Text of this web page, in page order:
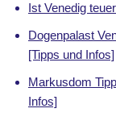
Ist Venedig
Dogenpalast
[Tipps und Infos]
Markusdom
Infos]